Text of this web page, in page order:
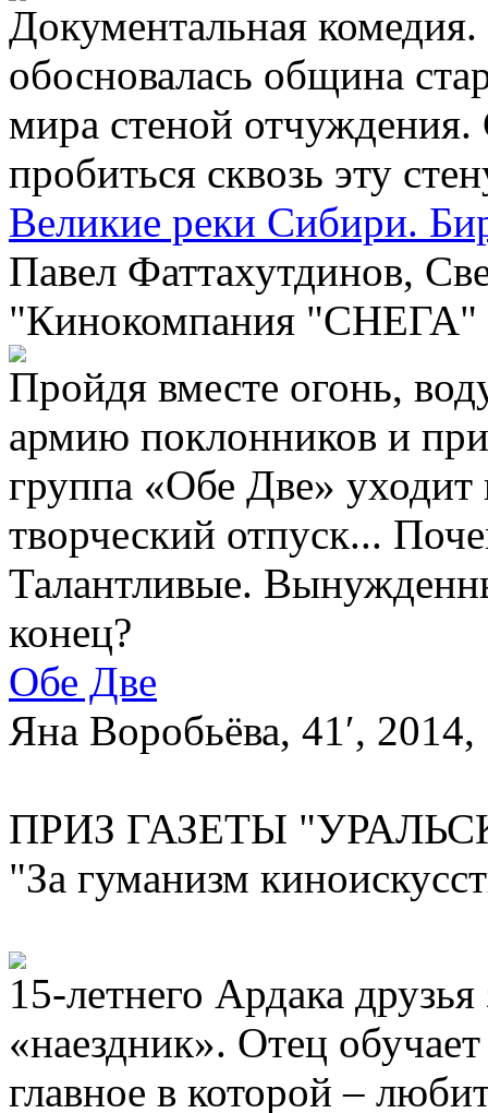
Документальная
обосновалась община
мира стеной отчуждения.
пробиться сквозь эту
Великие реки Сибири.
Павел Фаттахутдинов,
"Кинокомпания "СНЕГА"
Пройдя вместе огонь,
армию поклонников и
группа «Обе Две»
творческий отпуск...
Талантливые.
конец?
Обе Две
Яна Воробьёва, 41′,
ПРИЗ ГАЗЕТЫ
"За гуманизм
15-летнего Ардака
«наездник». Отец
главное в которой –